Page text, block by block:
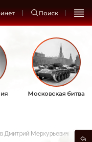
Поиск
Московская битва
Дмитрий Меркурьевич